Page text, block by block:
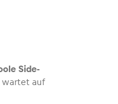
Side-
wartet auf